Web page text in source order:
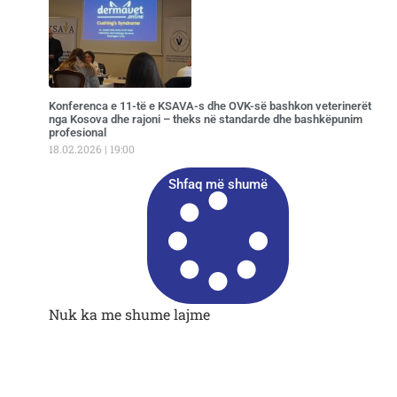
Konferenca e 11-të e KSAVA-s dhe OVK-së bashkon veterinerët
nga Kosova dhe rajoni – theks në standarde dhe bashkëpunim
profesional
18.02.2026 19:00
Shfaq më shumë
Nuk ka me shume lajme